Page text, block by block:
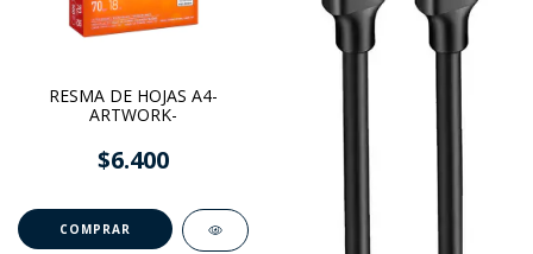
RESMA DE HOJAS A4-
ARTWORK-
$6.400